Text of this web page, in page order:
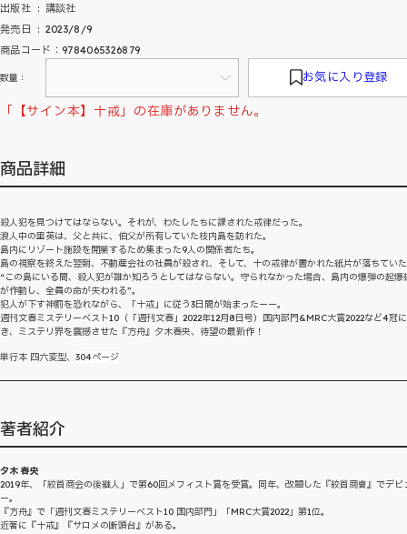
出版社 ‏ : ‎ 講談社
発売日 ‏ : ‎ 2023/8/9
商品コード：9784065326879
数量： お気に入り登録
「【サイン本】十戒」の在庫がありません。
商品詳細
殺人犯を見つけてはならない。それが、わたしたちに課された戒律だった。
浪人中の里英は、父と共に、伯父が所有していた枝内島を訪れた。
島内にリゾート施設を開業するため集まった9人の関係者たち。
島の視察を終えた翌朝、不動産会社の社員が殺され、そして、十の戒律が書かれた紙片が落ちてい
“この島にいる間、殺人犯が誰か知ろうとしてはならない。守られなかった場合、島内の爆弾の起爆
が作動し、全員の命が失われる”。
犯人が下す神罰を恐れながら、「十戒」に従う3日間が始まったーー。
週刊文春ミステリーベスト10（「週刊文春」2022年12月8日号）国内部門&MRC大賞2022など4冠
き、ミステリ界を震撼させた『方舟』夕木春央、待望の最新作！
単行本 四六変型、 304ページ
著者紹介
夕木 春央
2019年、「絞首商会の後継人」で第60回メフィスト賞を受賞。同年、改題した『絞首商會』でデビ
ー。
『方舟』で「週刊文春ミステリーベスト10 国内部門」「MRC大賞2022」第1位。
近著に『十戒』『サロメの断頭台』がある。